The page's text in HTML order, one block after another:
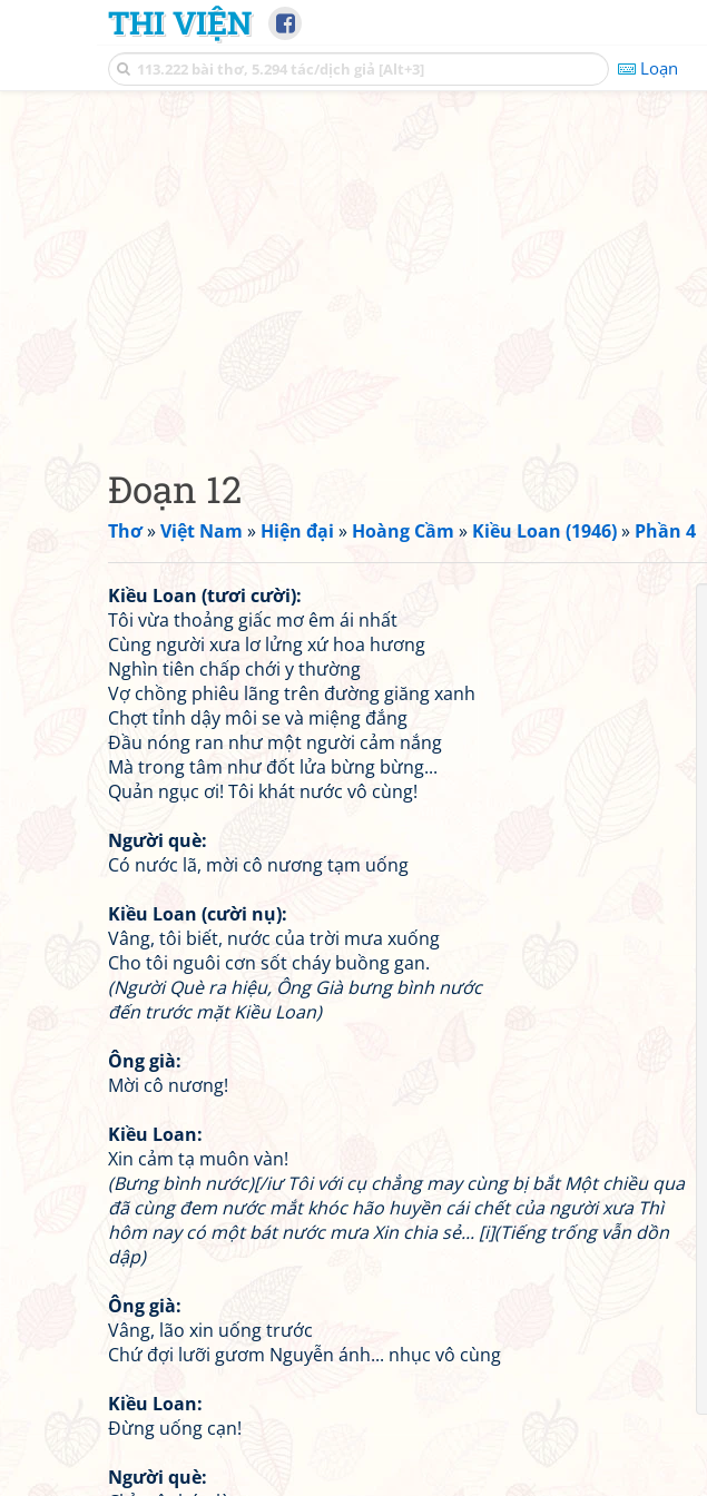
THI VIỆN
Loạn
Đoạn 12
Thơ»Việt Nam » Hiện đại » Hoàng Cầm » Kiều Loan (1946)» Phần 4
Kiều Loan (tươi cười):
Tôi vừa thoảng giấc mơ êm ái nhất
Cùng người xưa lơ lửng xứ hoa hương
Nghìn tiên chấp chới y thường
Vợ chồng phiêu lãng trên đường giăng xanh
Chợt tỉnh dậy môi se và miệng đắng
Đầu nóng ran như một người cảm nắng
Mà trong tâm như đốt lửa bừng bừng...
Quản ngục ơi! Tôi khát nước vô cùng!
Người què:
Có nước lã, mời cô nương tạm uống
Kiều Loan (cười nụ):
Vâng, tôi biết, nước của trời mưa xuống
Cho tôi nguôi cơn sốt cháy buồng gan.
(Người Què ra hiệu, Ông Già bưng bình nước
đến trước mặt Kiều Loan)
Ông già:
Mời cô nương!
Kiều Loan:
Xin cảm tạ muôn vàn!
(Bưng bình nước)[/iư Tôi với cụ chẳng may cùng bị bắt Một chiều qua
đã cùng đem nước mắt khóc hão huyền cái chết của người xưa Thì
hôm nay có một bát nước mưa Xin chia sẻ... [i](Tiếng trống vẫn dồn
dập)
Ông già:
Vâng, lão xin uống trước
Chứ đợi lưỡi gươm Nguyễn ánh... nhục vô cùng
Kiều Loan:
Đừng uống cạn!
Người què: